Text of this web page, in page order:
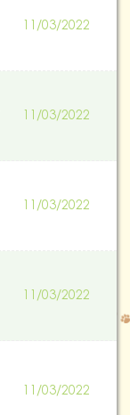
11/03/2022
11/03/2022
11/03/2022
11/03/2022
11/03/2022